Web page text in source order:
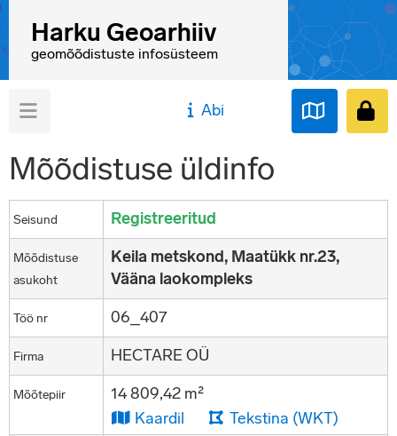
Harku Geoarhiiv
geomõõdistuste infosüsteem
Abi
Mõõdistuse üldinfo
Seisund Registreeritud
Mõõdistuse
asukoht
Keila metskond, Maatükk nr.23,
Vääna laokompleks
Töö nr 06_407
Firma HECTARE OÜ
Mõõtepiir
14 809,42 m²
Kaardil
Tekstina (WKT)